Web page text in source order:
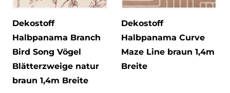
Dekostoff
Halbpanama Branch
Bird Song Vögel
Blätterzweige natur
braun 1,4m Breite
Dekostoff
Halbpanama Curve
Maze Line braun 1,4m
Breite